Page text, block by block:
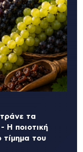
τα
Η ποιοτική
τίμημα του